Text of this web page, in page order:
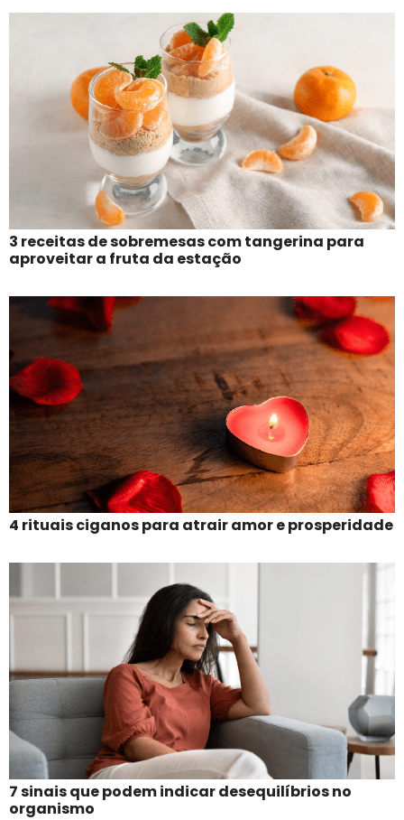
3 receitas de sobremesas com tangerina para
aproveitar a fruta da estação
4 rituais ciganos para atrair amor e prosperidade
7 sinais que podem indicar desequilíbrios no
organismo